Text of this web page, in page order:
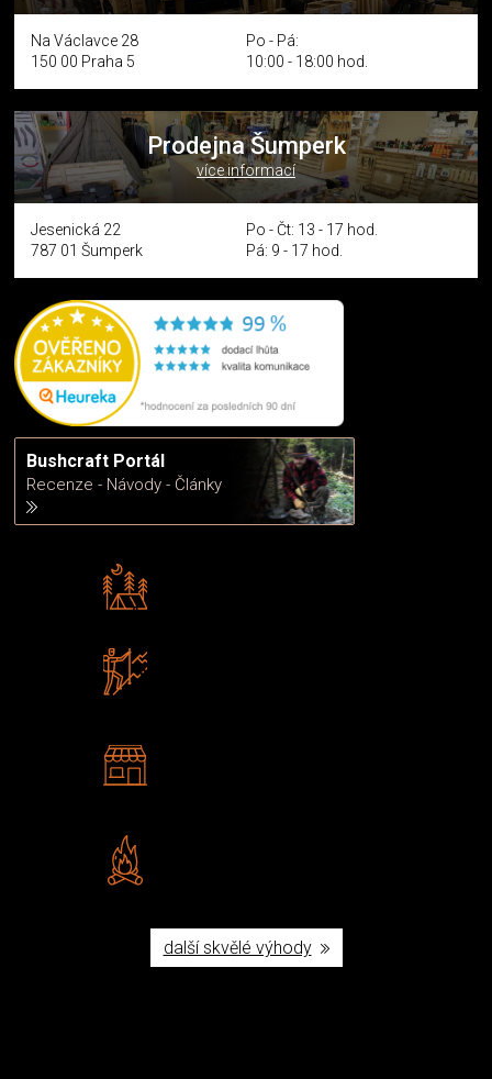
Na Václavce 28
150 00 Praha 5
Po - Pá:
10:00 - 18:00 hod.
Prodejna Šumperk
více informací
Jesenická 22
787 01 Šumperk
Po - Čt: 13 - 17 hod.
Pá: 9 - 17 hod.
Bushcraft Portál
Recenze - Návody - Články
další skvělé výhody